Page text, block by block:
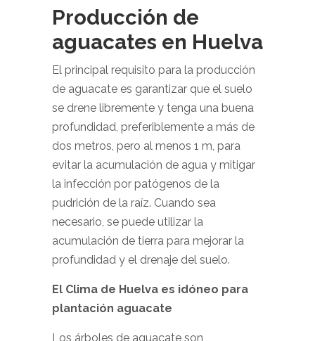
Producción de
aguacates en Huelva
El principal requisito para la producción
de aguacate es garantizar que el suelo
se drene libremente y tenga una buena
profundidad, preferiblemente a más de
dos metros, pero al menos 1 m, para
evitar la acumulación de agua y mitigar
la infección por patógenos de la
pudrición de la raíz. Cuando sea
necesario, se puede utilizar la
acumulación de tierra para mejorar la
profundidad y el drenaje del suelo.
El Clima de Huelva es idóneo para
plantación aguacate
Los árboles de aguacate son